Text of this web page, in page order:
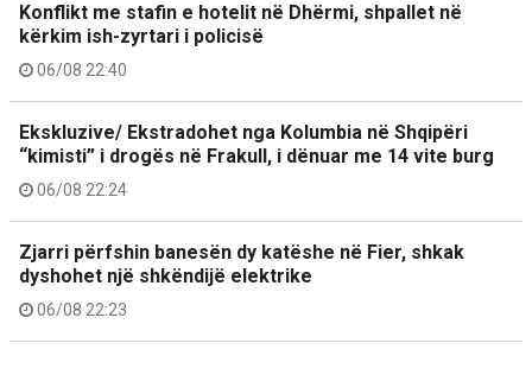
Konflikt me stafin e hotelit në Dhërmi, shpallet në
kërkim ish-zyrtari i policisë
06/08 22:40
Ekskluzive/ Ekstradohet nga Kolumbia në Shqipëri
“kimisti” i drogës në Frakull, i dënuar me 14 vite burg
06/08 22:24
Zjarri përfshin banesën dy katëshe në Fier, shkak
dyshohet një shkëndijë elektrike
06/08 22:23